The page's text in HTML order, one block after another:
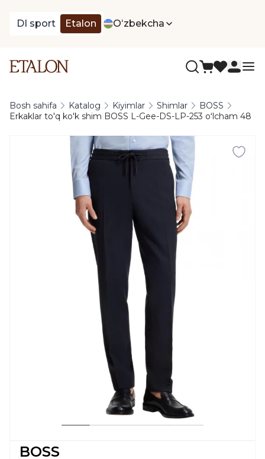
DI sport Etalon Oʻzbekcha
Bosh sahifa Katalog Kiyimlar Shimlar
BOSS
Erkaklar to'q ko'k shim BOSS L-Gee-DS-LP-253 oʻlcham 48
BOSS